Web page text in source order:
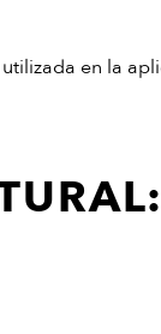
en la